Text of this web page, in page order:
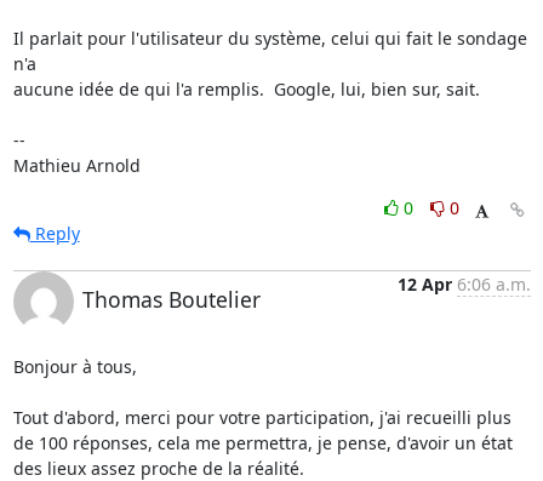
Il parlait pour l'utilisateur du système, celui qui fait le sondage
n'a
aucune idée de qui l'a remplis.  Google, lui, bien sur, sait.
--
Mathieu Arnold
0
0
Reply
Thomas Boutelier
12 Apr 6:06 a.m.
Bonjour à tous,
Tout d'abord, merci pour votre participation, j'ai recueilli plus
de 100 réponses, cela me permettra, je pense, d'avoir un état
des lieux assez proche de la réalité.